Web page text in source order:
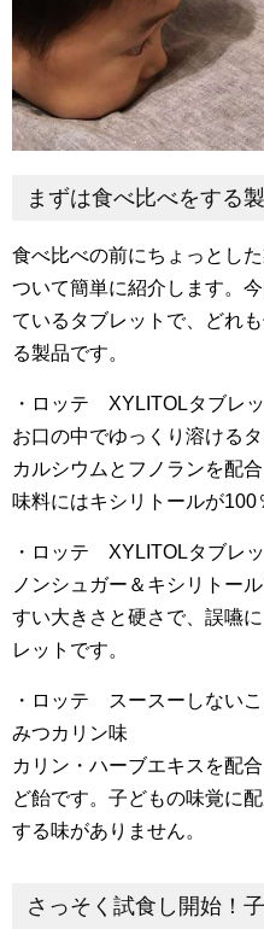
まずは食べ比べをする
食べ比べの前にちょっとし
ついて簡単に紹介します。
ているタブレットで、どれ
る製品です。
・ロッテ XYLITOLタブレ
お口の中でゆっくり溶ける
カルシウムとフノランを配
味料にはキシリトールが100
・ロッテ XYLITOLタブレ
ノンシュガー＆キシリトー
すい大きさと硬さで、誤嚥
レットです。
・ロッテ スースーしない
みつカリン味
カリン・ハーブエキスを配
ど飴です。子どもの味覚に
する味がありません。
さっそく試食し開始！